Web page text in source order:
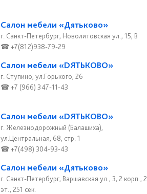
Салон мебели «Дятьково»
г. Санкт-Петербург, Новолитовская ул., 15, В
☎ +7(812)938-79-29
Салон мебели «DЯТЬКОВО»
г. Ступино, ул.Горького, 26
☎ +7 (966) 347-11-43
Салон мебели «DЯТЬКОВО»
г. Железнодорожный (Балашиха),
ул.Центральная, 68, стр. 1
☎ +7(498) 304-93-43
Салон мебели «Дятьково»
г. Санкт-Петербург, Варшавская ул., 3, 2 корп., 2
эт., 251 сек.